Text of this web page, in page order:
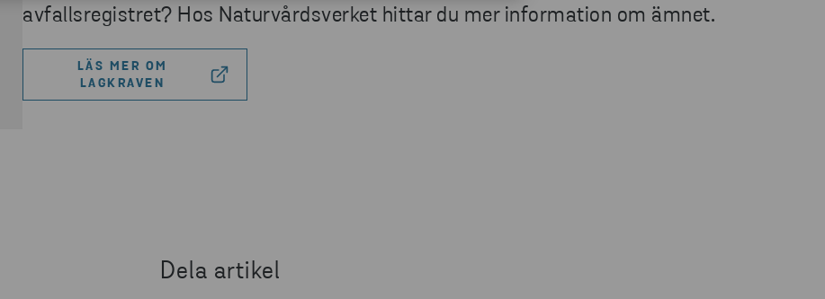
avfallsregistret? Hos Naturvårdsverket hittar du mer information om ämnet.
LÄS MER OM
LAGKRAVEN
Dela artikel